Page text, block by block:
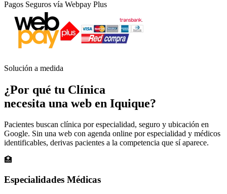
Pagos Seguros vía Webpay Plus
Solución a medida
¿Por qué tu Clínica
necesita una web en Iquique?
Pacientes buscan clínica por especialidad, seguro y ubicación en
Google. Sin una web con agenda online por especialidad y médicos
identificables, derivas pacientes a la competencia que sí aparece.
🏥
Especialidades Médicas